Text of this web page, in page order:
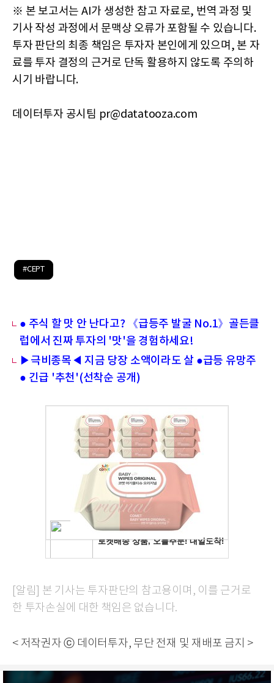
※ 본 보고서는 AI가 생성한 참고 자료로, 번역 과정 및
기사 작성 과정에서 문맥상 오류가 포함될 수 있습니다.
투자 판단의 최종 책임은 투자자 본인에게 있으며, 본 자
료를 투자 결정의 근거로 단독 활용하지 않도록 주의하
시기 바랍니다.
데이터투자 공시팀 pr@datatooza.com
#CEPT
● 주식 할 맛 안 난다고? 《급등주 발굴 No.1》골든클
럽에서 진짜 투자의 '맛'을 경험하세요!
▶극비종목◀ 지금 당장 소액이라도 살 ●급등 유망주
● 긴급 '추천'(선착순 공개)
[알림] 본 기사는 투자판단의 참고용이며, 이를 근거로
한 투자손실에 대한 책임은 없습니다.
< 저작권자 ⓒ 데이터투자, 무단 전재 및 재배포 금지 >